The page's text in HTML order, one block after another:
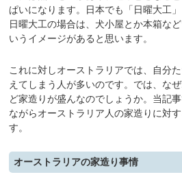
ぱいになります。日本でも「日曜大工
日曜大工の場合は、犬小屋とか本箱な
いうイメージがあると思います。
これに対しオーストラリアでは、自分
えてしまう人が多いのです。では、な
ど家造りが盛んなのでしょうか。当記
ながらオーストラリア人の家造りに対
す。
オーストラリアの家造り事情